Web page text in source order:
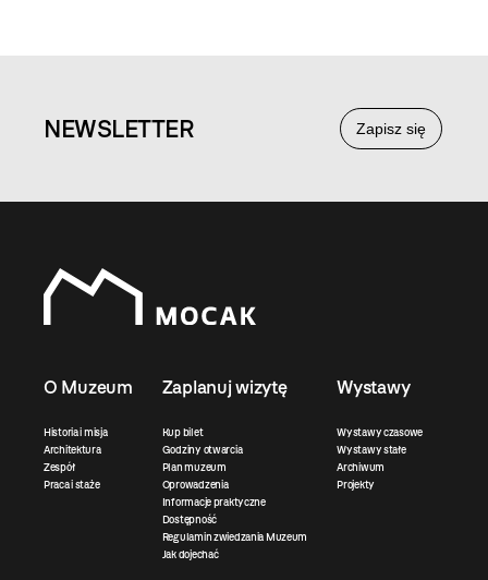
Zapisz się
NEWSLETTER
O Muzeum
Historia i misja
Architektura
Zespół
Praca i staże
Zaplanuj wizytę
Kup bilet
Godziny otwarcia
Plan muzeum
Oprowadzenia
Informacje praktyczne
Dostępność
Regulamin zwiedzania Muzeum
Jak dojechać
Wystawy
Wystawy czasowe
Wystawy stałe
Archiwum
Projekty